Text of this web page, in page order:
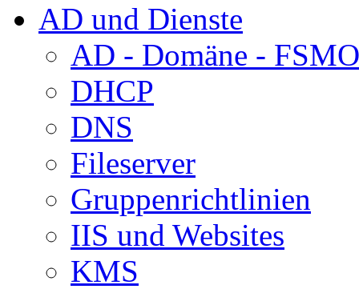
AD und Dienste
AD - Domäne - FSMO
DHCP
DNS
Fileserver
Gruppenrichtlinien
IIS und Websites
KMS